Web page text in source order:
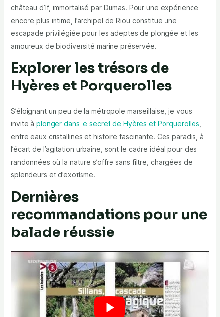
château d’If, immortalisé par Dumas. Pour une expérience
encore plus intime, l’archipel de Riou constitue une
escapade privilégiée pour les adeptes de plongée et les
amoureux de biodiversité marine préservée.
Explorer les trésors de
Hyères et Porquerolles
S’éloignant un peu de la métropole marseillaise, je vous
invite à plonger dans le secret de Hyères et Porquerolles
entre eaux cristallines et histoire fascinante. Ces paradis, à
l’écart de l’agitation urbaine, sont le cadre idéal pour des
randonnées où la nature s’offre sans filtre, chargées de
splendeurs et d’exotisme.
Dernières
recommandations pour une
balade réussie